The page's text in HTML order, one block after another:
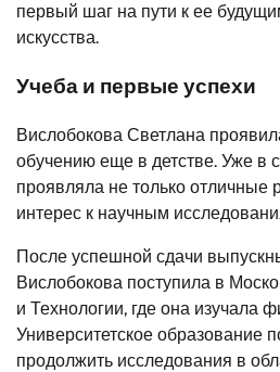
первый шаг на пути к ее
искусства.
Учеба и первые успехи
Вислобокова Светлана
обучению еще в детстве. Уже в
проявляла не только отличные
интерес к научным
После успешной сдачи
Вислобокова поступила в
и Технологии, где она изучала
Университетское образование
продолжить исследования в